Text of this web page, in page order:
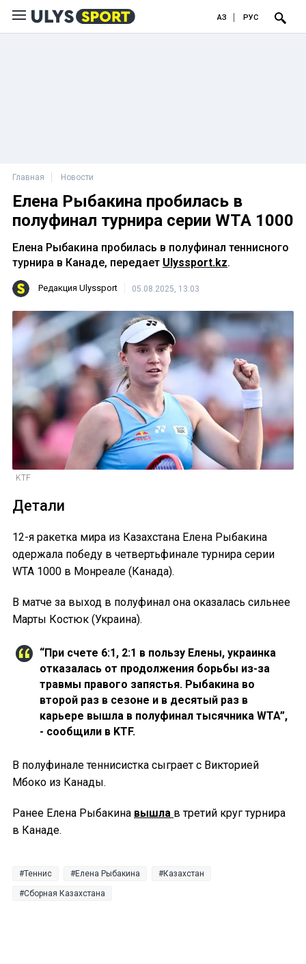
ҚАЗ РУС
Главная Новости
Елена Рыбакина пробилась в
полуфинал турнира серии WTA 1000
Елена Рыбакина пробилась в полуфинал теннисного
турнира в Канаде, передает Ulyssport.kz.
Редакция Ulyssport 05.08.2025, 13:03
KTF
Детали
12-я ракетка мира из Казахстана Елена Рыбакина
одержала победу в четвертьфинале турнира серии
WTA 1000 в Монреале (Канада).
В матче за выход в полуфинал она оказалась сильнее
Марты Костюк (Украина).
“При счете 6:1, 2:1 в пользу Елены, украинка
отказалась от продолжения борьбы из-за
травмы правого запястья. Рыбакина во
второй раз в сезоне и в десятый раз в
карьере вышла в полуфинал тысячника WTA”,
- сообщили в KTF.
В полуфинале теннисистка сыграет с Викторией
Мбоко из Канады.
Ранее Елена Рыбакина вышла в третий круг турнира
в Канаде.
Теннис Елена Рыбакина Казахстан
Сборная Казахстана